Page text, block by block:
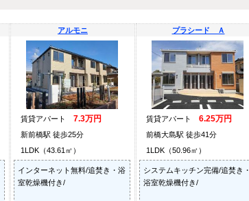
アルモニ
賃貸アパート 7.3万円
新前橋駅 徒歩25分
1LDK（43.61㎡）
インターネット無料/追焚き・浴
室乾燥機付き/
プラシード Ａ
賃貸アパート 6.25万円
前橋大島駅 徒歩41分
1LDK（50.96㎡）
システムキッチン完備/追焚き・
浴室乾燥機付き/